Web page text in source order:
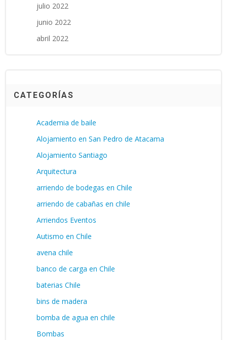
julio 2022
junio 2022
abril 2022
CATEGORÍAS
Academia de baile
Alojamiento en San Pedro de Atacama
Alojamiento Santiago
Arquitectura
arriendo de bodegas en Chile
arriendo de cabañas en chile
Arriendos Eventos
Autismo en Chile
avena chile
banco de carga en Chile
baterias Chile
bins de madera
bomba de agua en chile
Bombas